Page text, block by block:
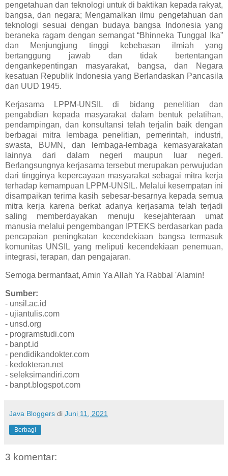
pengetahuan dan teknologi untuk di baktikan kepada rakyat,
bangsa, dan negara; Mengamalkan ilmu pengetahuan dan
teknologi sesuai dengan budaya bangsa Indonesia yang
beraneka ragam dengan semangat “Bhinneka Tunggal Ika”
dan Menjungjung tinggi kebebasan ilmiah yang
bertanggung jawab dan tidak bertentangan
dengankepentingan masyarakat, bangsa, dan Negara
kesatuan Republik Indonesia yang Berlandaskan Pancasila
dan UUD 1945.
Kerjasama LPPM-UNSIL di bidang penelitian dan
pengabdian kepada masyarakat dalam bentuk pelatihan,
pendampingan, dan konsultansi telah terjalin baik dengan
berbagai mitra lembaga penelitian, pemerintah, industri,
swasta, BUMN, dan lembaga-lembaga kemasyarakatan
lainnya dari dalam negeri maupun luar negeri.
Berlangsungnya kerjasama tersebut merupakan perwujudan
dari tingginya kepercayaan masyarakat sebagai mitra kerja
terhadap kemampuan LPPM-UNSIL. Melalui kesempatan ini
disampaikan terima kasih sebesar-besarnya kepada semua
mitra kerja karena berkat adanya kerjasama telah terjadi
saling memberdayakan menuju kesejahteraan umat
manusia melalui pengembangan IPTEKS berdasarkan pada
pencapaian peningkatan kecendekiaan bangsa termasuk
komunitas UNSIL yang meliputi kecendekiaan penemuan,
integrasi, terapan, dan pengajaran.
Semoga bermanfaat, Amin Ya Allah Ya Rabbal 'Alamin!
Sumber:
- unsil.ac.id
- ujiantulis.com
- unsd.org
- programstudi.com
- banpt.id
- pendidikandokter.com
- kedokteran.net
- seleksimandiri.com
- banpt.blogspot.com
Java Bloggers di Juni 11, 2021
Berbagi
3 komentar: